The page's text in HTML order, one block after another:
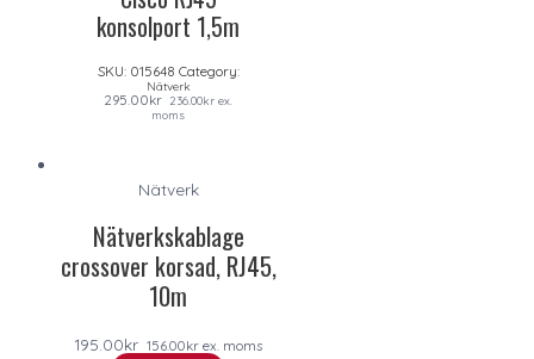
konsolport 1,5m
SKU: 015648 Category:
Nätverk
295.00kr 236.00kr ex.
moms
Nätverk
Nätverkskablage
crossover korsad, RJ45,
10m
195.00kr 156.00kr ex. moms